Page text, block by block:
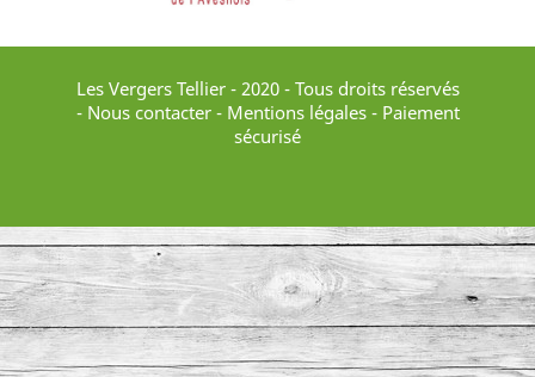
Les Vergers Tellier - 2020 - Tous droits réservés
- Nous contacter- Mentions légales- Paiement
sécurisé